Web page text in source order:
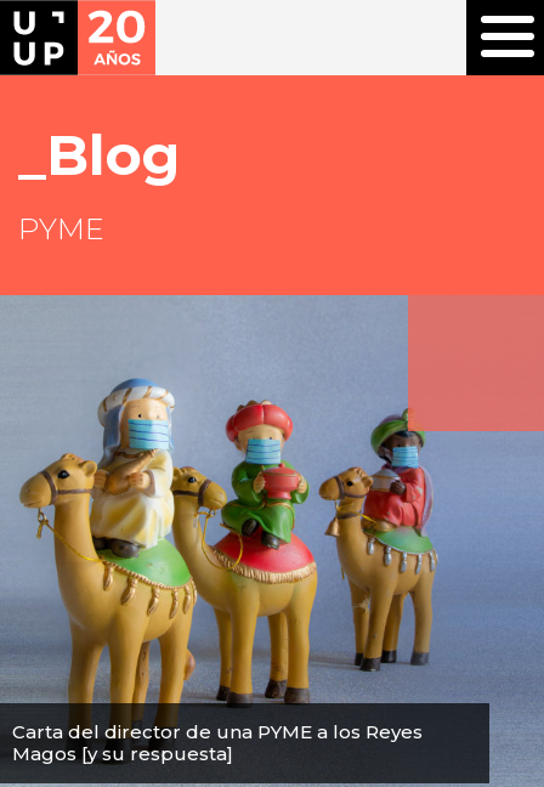
Blog
PYME
Carta del director de una PYME a los Reyes
Magos [y su respuesta]